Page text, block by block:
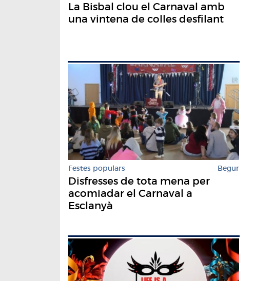
La Bisbal clou el Carnaval amb
una vintena de colles desfilant
Festes populars Begur
Disfresses de tota mena per
acomiadar el Carnaval a
Esclanyà